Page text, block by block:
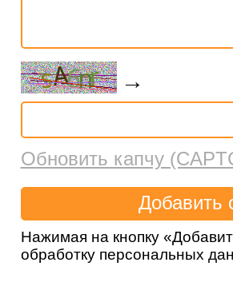
→
Обновить капчу
Нажимая на кнопку
обработку персональных